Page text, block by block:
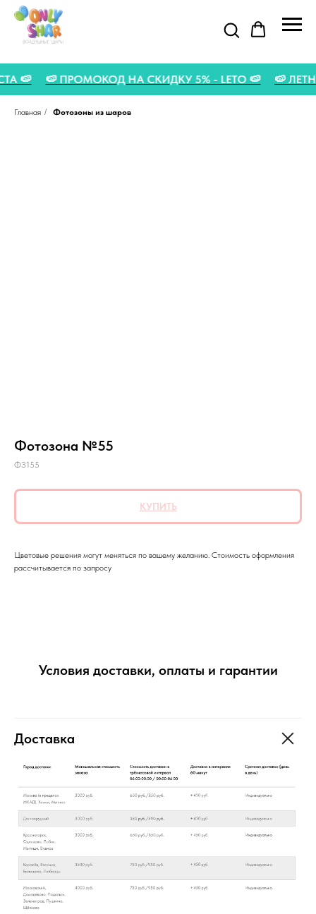
🍉 🍉 ПРОМОКОД НА СКИДКУ 5% - LETO 🍉 🍉
Главная / Фотозоны из шаров
Фотозона №55
ФЗ155
КУПИТЬ
Цветовые решения могут меняться по вашему желанию. Стоимость оформления
рассчитывается по запросу
Условия доставки, оплаты и гарантии
Доставка